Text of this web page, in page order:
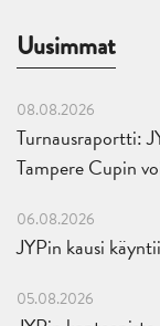
Uusimmat
08.08.2026
Turnausraportti:
Tampere Cupin
06.08.2026
JYPin kausi
05.08.2026